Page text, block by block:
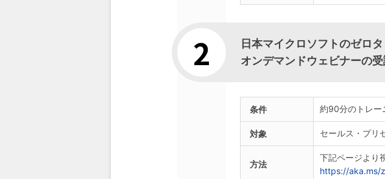
日本マイクロソフトのゼロ
オンデマンドウェビナーの
条件 約90分のトレー
対象 セールス・プリ
方法
下記ページより
https://aka.ms/